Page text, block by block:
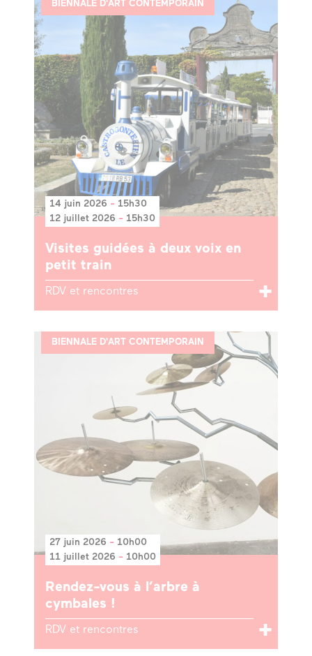
BIENNALE D'ART CONTEMPORAIN
14 juin 2026 - 15h30
12 juillet 2026 - 15h30
Visites guidées à deux voix en
petit train
RDV et rencontres
BIENNALE D'ART CONTEMPORAIN
27 juin 2026 - 10h00
11 juillet 2026 - 10h00
Rendez-vous à l’arbre à
cymbales !
RDV et rencontres